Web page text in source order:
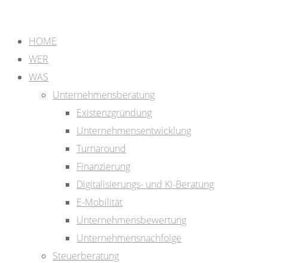
HOME
WER
WAS
Unternehmensberatung
Existenzgründung
Unternehmensentwicklung
Turnaround
Finanzierung
Digitalisierungs- und KI-Beratung
E-Mobilität
Unternehmensbewertung
Unternehmensnachfolge
Steuerberatung